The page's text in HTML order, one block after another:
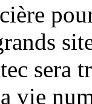
sera
vie